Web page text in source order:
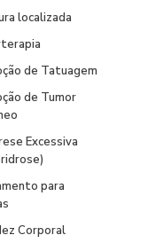
localizada
de Tatuagem
de Tumor
Excessiva
para
Corporal